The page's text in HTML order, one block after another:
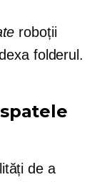
roboții
folderul.
de a